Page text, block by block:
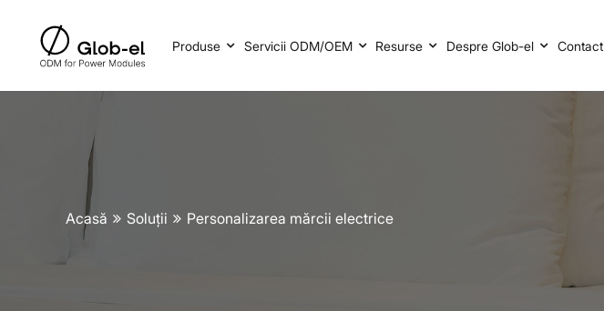
Produse Servicii ODM/OEM Resurse Despre Glob-el Contact
Acasă Soluții Personalizarea mărcii electrice